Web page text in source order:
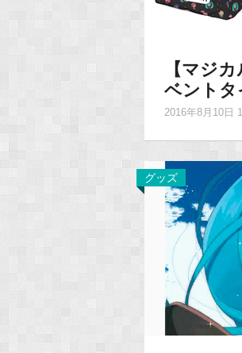
【マジ
ベントタ
2016年8月10日
グッズ